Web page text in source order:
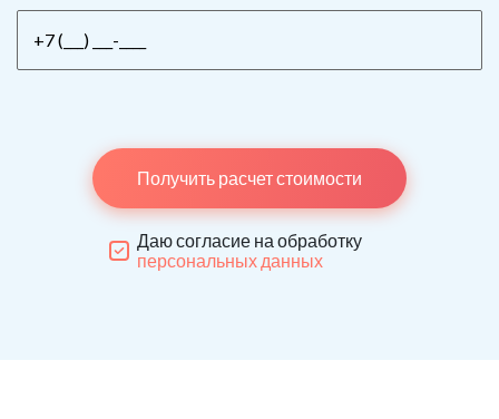
Получить расчет стоимости
Даю согласие на обработку
персональных данных